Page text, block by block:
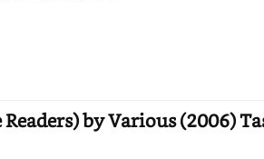
by Various (2006)